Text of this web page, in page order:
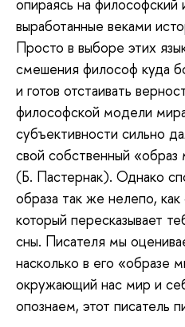
опираясь на философский
выработанные веками
Просто в выборе этих
смешения философ куда
и готов отстаивать
философской модели
субъективности сильно
свой собственный
(Б. Пастернак). Однако
образа так же нелепо,
который пересказывает
сны. Писателя мы
насколько в его «образе
окружающий нас мир и
опознаем, этот писатель